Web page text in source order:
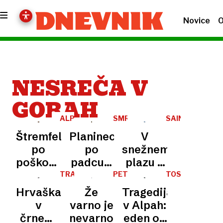
Novice
NESREČA V
GORAH
ALPINIST
Štremfelj
po
poškodbi
dobro
okreva,
ni več
na
SMRT
GORAH
Planinec
po
padcu z
grebena
drsel
sto
metrov
SAINT-
V
snežnem
plazu v
Franciji
umrla
dva
človeka
TRAGEDIJA
GORAH
Hrvaška
v
črnem:
PETER
Že
varno je
nevarno
TOSC
Tragedija
v Alpah:
eden od